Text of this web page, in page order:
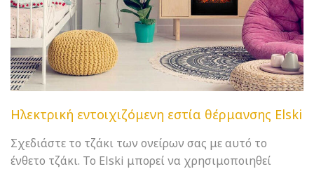
Ηλεκτρική εντοιχιζόμενη εστία θέρμανσης Elski
Σχεδιάστε το τζάκι των ονείρων σας με αυτό το
ένθετο τζάκι. Το Elski μπορεί να χρησιμοποιηθεί